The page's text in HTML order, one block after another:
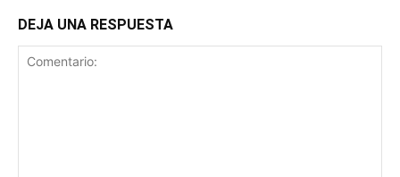
DEJA UNA RESPUESTA